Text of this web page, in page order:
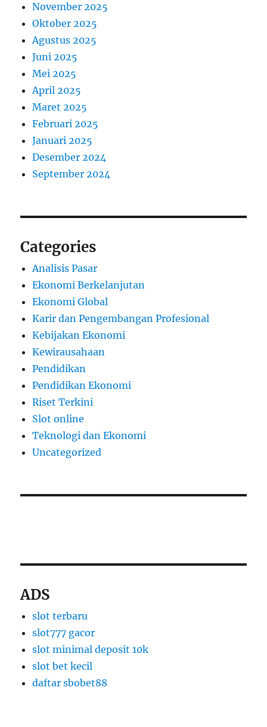
November 2025
Oktober 2025
Agustus 2025
Juni 2025
Mei 2025
April 2025
Maret 2025
Februari 2025
Januari 2025
Desember 2024
September 2024
Categories
Analisis Pasar
Ekonomi Berkelanjutan
Ekonomi Global
Karir dan Pengembangan Profesional
Kebijakan Ekonomi
Kewirausahaan
Pendidikan
Pendidikan Ekonomi
Riset Terkini
Slot online
Teknologi dan Ekonomi
Uncategorized
ADS
slot terbaru
slot777 gacor
slot minimal deposit 10k
slot bet kecil
daftar sbobet88